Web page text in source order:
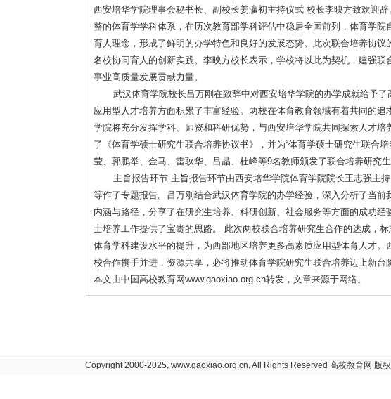
西安培华学院理事会秘书长、副校长姜瀛初主持仪式 校长李映方致欢迎
整的体育学学科体系，在历次教育部学科评估中稳居全国前列，体育学
育人理念，形成了鲜明的办学特色和良好的发展态势。此次联合培养协
名校协同育人的创新实践。李映方校长表示，学校将以此为契机，建强
事业高质量发展贡献力量。
武汉体育学院校长吕万刚在致辞中对西安培华学院的办学成就给予了
应用型人才培养方面积累了丰富经验。两校在体育教育领域有着共同的
学院将充分发挥学科、师资和科研优势，与西安培华学院共同探索人才
了《体育学硕士研究生联合培养协议书》，并为“体育学硕士研究生联合
莹、郭鹏举、金马、雷耿华、吕晶、杜峰等9名教师颁发了联合培养研究生
主旨报告环节 主旨报告环节由西安培华学院体育学院院长王志强主
等作了专题报告。吕万刚结合武汉体育学院的办学经验，深入分析了当
内涵与路径，分享了在研究生培养、科研创新、社会服务等方面的成功
士培养工作提供了宝贵的思路。 此次两校联合培养研究生合作的达成，
体育学科建设水平的提升，为西部地区培养更多高素质应用型体育人才
校合作携手并进，资源共享，必将推动体育学院研究生联合培养迈上新台
本文由中国高校教育网www.gaoxiao.org.cn转发，文章来源于网络。
Copyright 2000-2025, www.gaoxiao.org.cn, All Rights Reserved 高校教育网 版